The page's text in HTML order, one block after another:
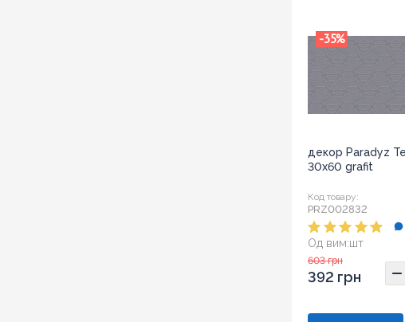
-35%
декор Paradyz
30x60 grafit
Код товару:
PRZ002832
Од вим:шт
Розмір:
603 грн
392 грн